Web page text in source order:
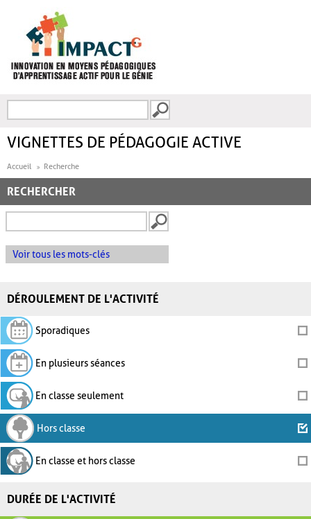
FORMULAIRE DE
VIGNETTES DE PÉDAGOGIE ACTIVE
Accueil Recherche
RECHERCHER
Voir tous les mots-clés
DÉROULEMENT DE L'ACTIVITÉ
Sporadiques
En plusieurs séances
En classe seulement
Hors classe
En classe et hors classe
DURÉE DE L'ACTIVITÉ